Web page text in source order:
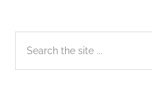
Sidebar
chính
the